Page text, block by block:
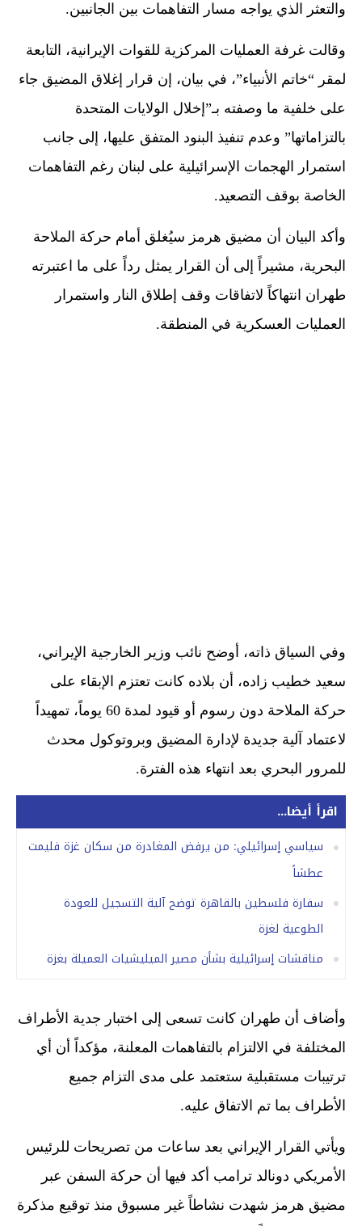
والتعثر الذي يواجه مسار التفاهمات بين الجانبين.
وقالت غرفة العمليات المركزية للقوات الإيرانية، التابعة
لمقر “خاتم الأنبياء”، في بيان، إن قرار إغلاق المضيق جاء
على خلفية ما وصفته بـ”إخلال الولايات المتحدة
بالتزاماتها” وعدم تنفيذ البنود المتفق عليها، إلى جانب
استمرار الهجمات الإسرائيلية على لبنان رغم التفاهمات
الخاصة بوقف التصعيد.
وأكد البيان أن مضيق هرمز سيُغلق أمام حركة الملاحة
البحرية، مشيراً إلى أن القرار يمثل رداً على ما اعتبرته
طهران انتهاكاً لاتفاقات وقف إطلاق النار واستمرار
العمليات العسكرية في المنطقة.
وفي السياق ذاته، أوضح نائب وزير الخارجية الإيراني،
سعيد خطيب زاده، أن بلاده كانت تعتزم الإبقاء على
حركة الملاحة دون رسوم أو قيود لمدة 60 يوماً، تمهيداً
لاعتماد آلية جديدة لإدارة المضيق وبروتوكول محدث
للمرور البحري بعد انتهاء هذه الفترة.
اقرأ أيضا...
سياسي إسرائيلي: من يرفض المغادرة من سكان غزة فليمت
عطشاً
سفارة فلسطين بالقاهرة توضح آلية التسجيل للعودة
الطوعية لغزة
مناقشات إسرائيلية بشأن مصير الميليشيات العميلة بغزة
وأضاف أن طهران كانت تسعى إلى اختبار جدية الأطراف
المختلفة في الالتزام بالتفاهمات المعلنة، مؤكداً أن أي
ترتيبات مستقبلية ستعتمد على مدى التزام جميع
الأطراف بما تم الاتفاق عليه.
ويأتي القرار الإيراني بعد ساعات من تصريحات للرئيس
الأمريكي دونالد ترامب أكد فيها أن حركة السفن عبر
مضيق هرمز شهدت نشاطاً غير مسبوق منذ توقيع مذكرة